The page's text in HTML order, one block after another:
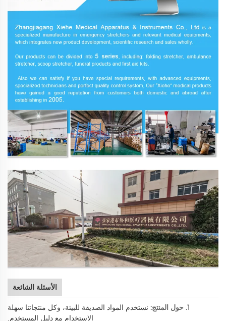
الأسئلة الشائعة
1. حول المنتج:
نستخدم المواد الصديقة للبيئة، وكل منتجاتنا سهلة
الاستخدام مع دليل المستخدم.